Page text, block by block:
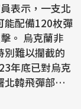
表示，一支北
能配備120枚彈
非
別難以攔截的
北韓飛彈部